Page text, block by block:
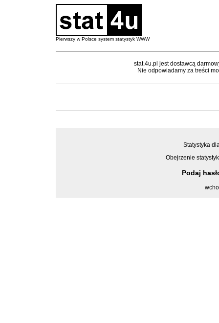
Pierwszy w Polsce system statystyk WWW
stat.4u.pl jest dostawcą
Nie odpowiadamy za treści
Statystyka
Obejrzenie
Podaj